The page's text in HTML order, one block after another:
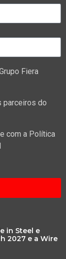
Fiera
parceiros do
com a Política
in Steel e
2027 e a Wire